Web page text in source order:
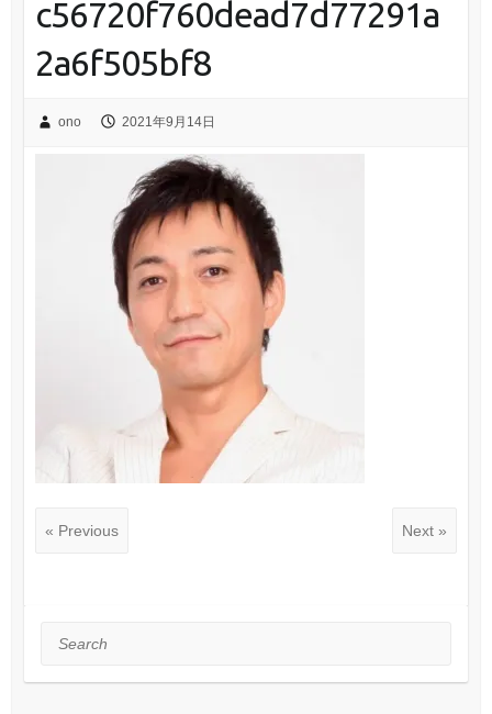
c56720f760dead7d77291a
2a6f505bf8
ono 2021年9月14日
« Previous Next »
Search